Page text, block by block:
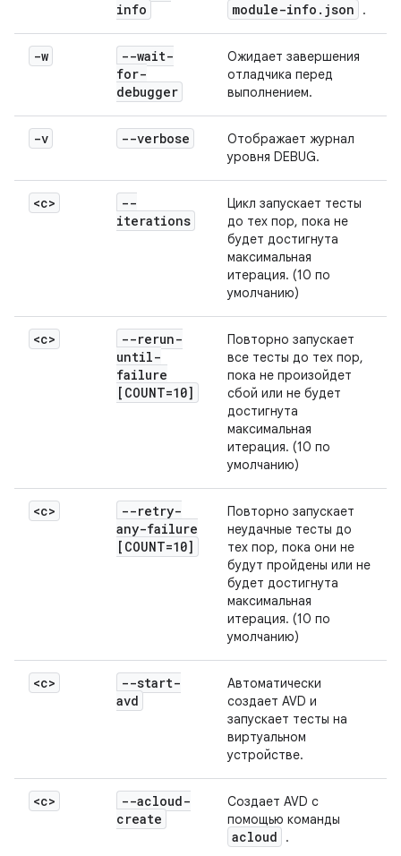
info module-info . json .
-w
--wait-
for-
debugger
Ожидает завершения
отладчика перед
выполнением.
-v --verbose
Отображает журнал
уровня DEBUG.
<c>
--
iterations
Цикл запускает тесты
до тех пор, пока не
будет достигнута
максимальная
итерация. (10 по
умолчанию)
<c>
--rerun-
until-
failure
[COUNT=10]
Повторно запускает
все тесты до тех пор,
пока не произойдет
сбой или не будет
достигнута
максимальная
итерация. (10 по
умолчанию)
<c>
--retry-
any-failure
[COUNT=10]
Повторно запускает
неудачные тесты до
тех пор, пока они не
будут пройдены или не
будет достигнута
максимальная
итерация. (10 по
умолчанию)
<c>
--start-
avd
Автоматически
создает AVD и
запускает тесты на
виртуальном
устройстве.
<c>
--acloud-
create
Создает AVD с
помощью команды
acloud .